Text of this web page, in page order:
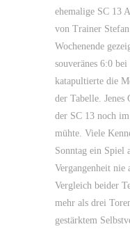
ehemalige SC 13
von Trainer
Wochenende
souveränes 6:0
katapultierte die
der Tabelle. Jenes
der SC 13 noch
mühte. Viele
Sonntag ein Spiel
Vergangenheit nie
Vergleich beider
mehr als drei
gestärktem